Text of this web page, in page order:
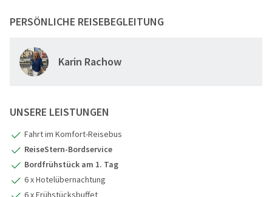
5
8
PERSÖNLICHE REISEBEGLEITUNG
Karin Rachow
UNSERE LEISTUNGEN
Fahrt im Komfort-Reisebus
ReiseStern-Bordservice
Bordfrühstück am 1. Tag
6 x Hotelübernachtung
6 x Frühstücksbuffet